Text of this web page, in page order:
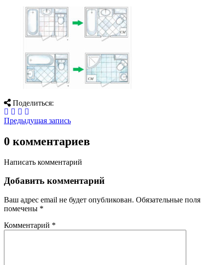
Поделиться:
Предыдущая запись
0 комментариев
Написать комментарий
Добавить комментарий
Ваш адрес email не будет опубликован. Обязательные поля
помечены *
Комментарий *